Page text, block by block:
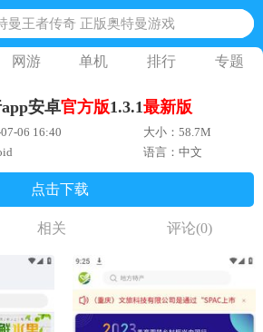
曼王者传奇 正版奥特曼游戏
跑酷体验服国际服 地铁跑酷体验服版本
觉醒生机腾讯正版 黎明觉醒生机国际服
派对下载 蛋仔派对体验服
网游 单机 排行 专题
安卓官方版1.3.1最新版
06 16:40
大小：58.7M
语言：中文
点击下载
相关 评论(0)